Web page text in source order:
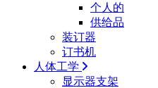
个人的
供给品
装订器
订书机
人体工学
显示器支架